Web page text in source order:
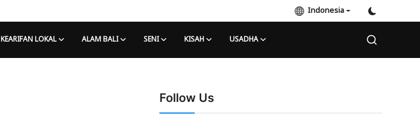
Indonesia
KEARIFAN LOKAL ALAM BALI SENI KISAH USADHA
Follow Us